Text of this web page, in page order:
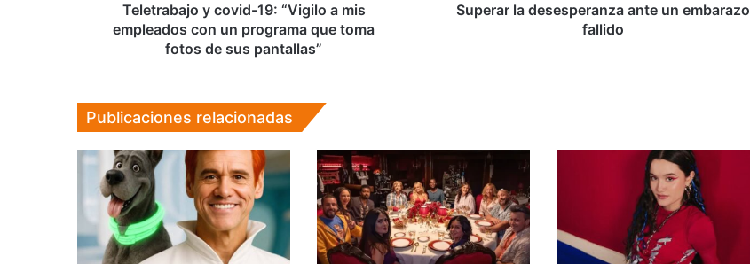
programa
de
sus
Teletrabajo y covid-19: “Vigilo a mis
empleados con un programa que toma
fotos de sus pantallas”
Superar la desesperanza ante un embarazo
fallido
Publicaciones relacionadas